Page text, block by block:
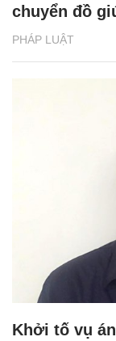
PHÁP LUẬT
chuyển đồ
Khởi tố vụ